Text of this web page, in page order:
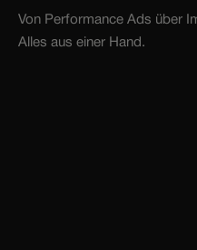
Von Performance Ads über
Alles aus einer Hand.